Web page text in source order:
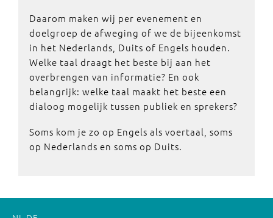
Daarom maken wij per evenement en
doelgroep de afweging of we de bijeenkomst
in het Nederlands, Duits of Engels houden.
Welke taal draagt het beste bij aan het
overbrengen van informatie? En ook
belangrijk: welke taal maakt het beste een
dialoog mogelijk tussen publiek en sprekers?
Soms kom je zo op Engels als voertaal, soms
op Nederlands en soms op Duits.